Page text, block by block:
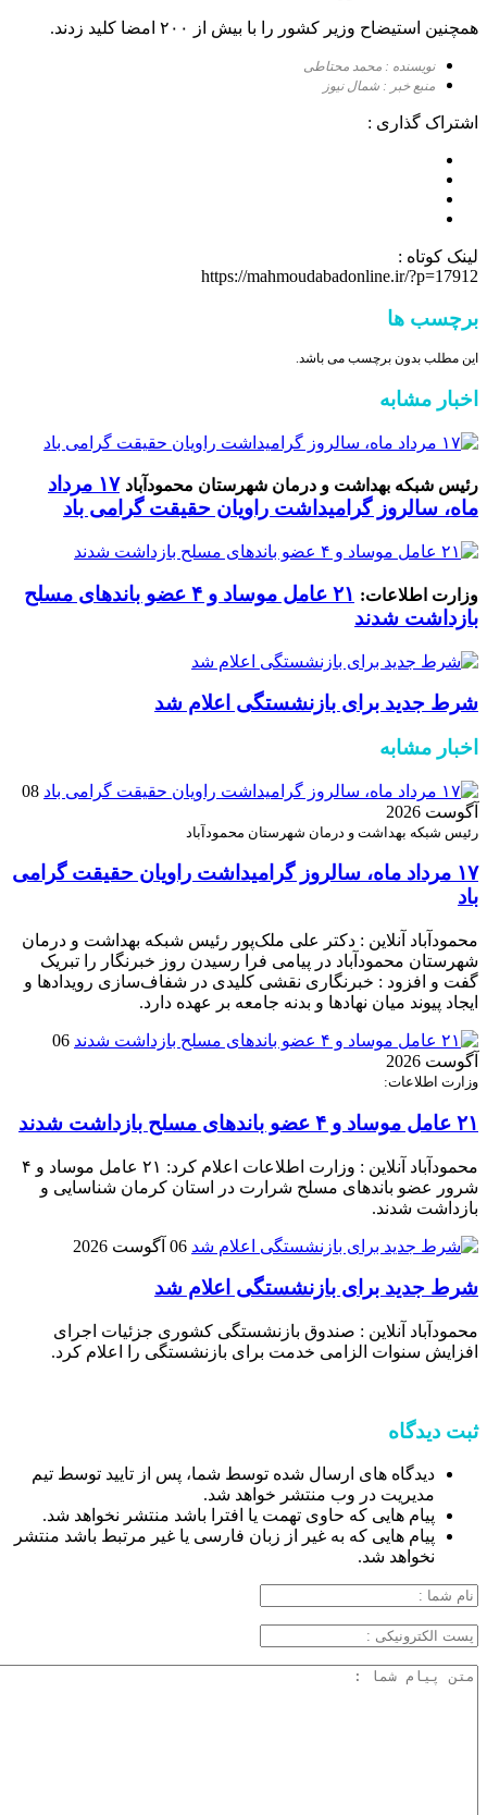
همچنین استیضاح وزیر کشور را با بیش از ۲۰۰ امضا کلید زدند.
نویسنده : محمد محتاطی
منبع خبر : شمال نیوز
اشتراک گذاری :
لینک کوتاه :
https://mahmoudabadonline.ir/?p=17912
برچسب ها
این مطلب بدون برچسب می باشد.
اخبار مشابه
رئیس شبکه بهداشت و درمان شهرستان محمودآباد
۱۷ مرداد
ماه، سالروز گرامیداشت راویان حقیقت گرامی باد
وزارت اطلاعات:
۲۱ عامل موساد و ۴ عضو باند‌های مسلح
بازداشت شدند
شرط جدید برای بازنشستگی اعلام شد
اخبار مشابه
08
آگوست 2026
رئیس شبکه بهداشت و درمان شهرستان محمودآباد
۱۷ مرداد ماه، سالروز گرامیداشت راویان حقیقت گرامی
باد
محمودآباد آنلاین : دکتر علی ملک‌پور رئیس شبکه بهداشت و درمان
شهرستان محمودآباد در پیامی فرا رسیدن روز خبرنگار را تبریک
گفت و افزود : خبرنگاری نقشی کلیدی در شفاف‌سازی رویدادها و
ایجاد پیوند میان نهادها و بدنه جامعه بر عهده دارد.
06
آگوست 2026
وزارت اطلاعات:
۲۱ عامل موساد و ۴ عضو باند‌های مسلح بازداشت شدند
محمودآباد آنلاین : وزارت اطلاعات اعلام کرد: ۲۱ عامل موساد و ۴
شرور عضو باند‌های مسلح شرارت در استان کرمان شناسایی و
بازداشت شدند.
06 آگوست 2026
شرط جدید برای بازنشستگی اعلام شد
محمودآباد آنلاین : صندوق بازنشستگی کشوری جزئیات اجرای
افزایش سنوات الزامی خدمت برای بازنشستگی را اعلام کرد.
ثبت دیدگاه
دیدگاه های ارسال شده توسط شما، پس از تایید توسط تیم
مدیریت در وب منتشر خواهد شد.
پیام هایی که حاوی تهمت یا افترا باشد منتشر نخواهد شد.
پیام هایی که به غیر از زبان فارسی یا غیر مرتبط باشد منتشر
نخواهد شد.